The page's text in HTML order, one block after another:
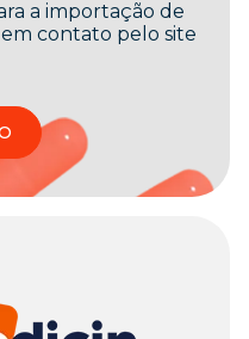
a importação de
contato pelo site